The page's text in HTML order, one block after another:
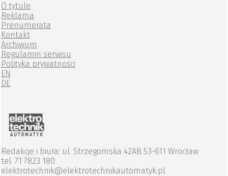
O tytule
Reklama
Prenumerata
Kontakt
Archiwum
Regulamin serwisu
Polityka prywatności
EN
DE
Redakcje i biura: ul. Strzegomska 42AB 53-611 Wrocław
tel. 71 7823 180
elektrotechnik@elektrotechnikautomatyk.pl